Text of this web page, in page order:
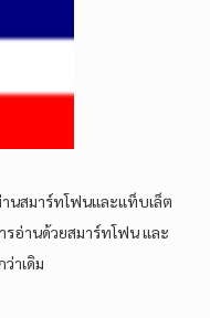
นสมาร์ทโฟนและแท็บเล็ต
รอ่านด้วยสมาร์ทโฟน และ
าเดิม